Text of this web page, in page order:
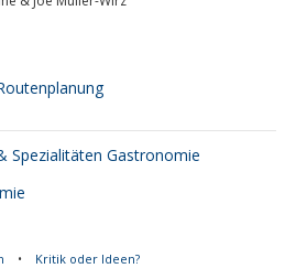
Spezialitäten Gastronomie
• Kritik oder Ideen?